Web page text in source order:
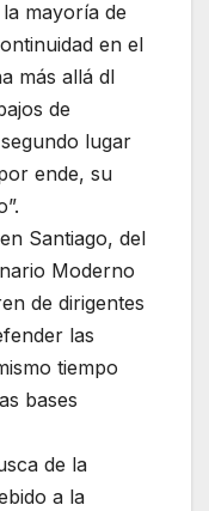
mayoría de
en el
más allá dl
de
lugar
ende, su
Santiago, del
Moderno
de dirigentes
las
tiempo
bases
de la
a la